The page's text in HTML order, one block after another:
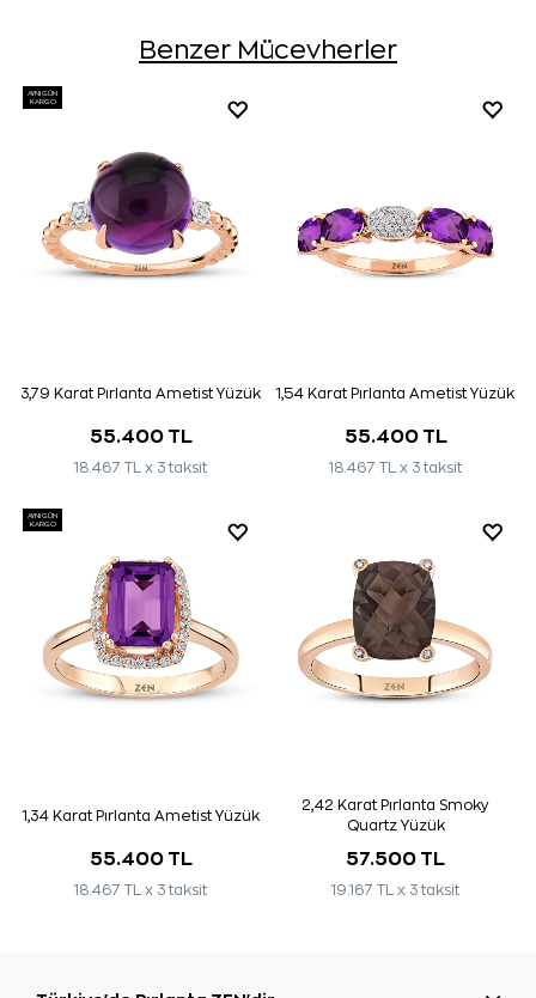
Benzer Mücevherler
AYNI GÜN
KARGO
3,79 Karat Pırlanta Ametist Yüzük
55.400 TL
18.467 TL x 3 taksit
1,54 Karat Pırlanta Ametist Yüzük
55.400 TL
18.467 TL x 3 taksit
AYNI GÜN
KARGO
1,34 Karat Pırlanta Ametist Yüzük
55.400 TL
18.467 TL x 3 taksit
2,42 Karat Pırlanta Smoky
Quartz Yüzük
57.500 TL
19.167 TL x 3 taksit